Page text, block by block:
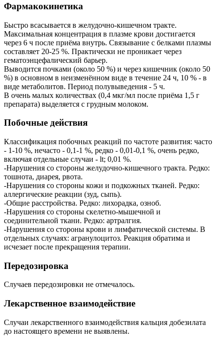
Фармакокинетика
Быстро всасывается в желудочно-кишечном тракте.
Максимальная концентрация в плазме крови достигается
через 6 ч после приёма внутрь. Связывание с белками плазмы
составляет 20-25 %. Практически не проникает через
гематоэнцефалический барьер.
Выводится почками (около 50 %) и через кишечник (около 50
%) в основном в неизменённом виде в течение 24 ч, 10 % - в
виде метаболитов. Период полувыведения - 5 ч.
В очень малых количествах (0,4 мкг/мл после приёма 1,5 г
препарата) выделяется с грудным молоком.
Побочные действия
Классификация побочных реакций по частоте развития: часто
- 1-10 %, нечасто - 0,1-1 %, редко - 0,01-0,1 %, очень редко,
включая отдельные случаи - lt; 0,01 %.
-Нарушения со стороны желудочно-кишечного тракта. Редко:
тошнота, диарея, рвота.
-Нарушения со стороны кожи и подкожных тканей. Редко:
аллергические реакции (зуд, сыпь).
-Общие расстройства. Редко: лихорадка, озноб.
-Нарушения со стороны скелетно-мышечной и
соединительной ткани. Редко: артралгия.
-Нарушения со стороны крови и лимфатической системы. В
отдельных случаях: агранулоцитоз. Реакция обратима и
исчезает после прекращения терапии.
Передозировка
Случаев передозировки не отмечалось.
Лекарственное взаимодействие
Случаи лекарственного взаимодействия кальция добезилата
до настоящего времени не выявлены.